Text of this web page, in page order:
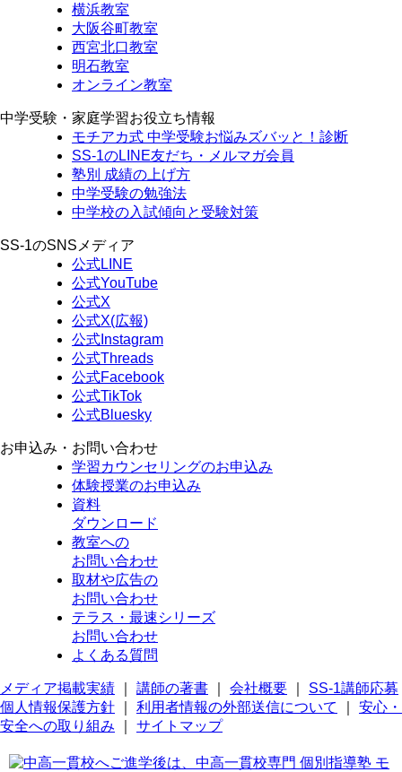
横浜教室
大阪谷町教室
西宮北口教室
明石教室
オンライン教室
中学受験・家庭学習お役立ち情報
モチアカ式 中学受験お悩みズバッと！診断
SS-1のLINE友だち・メルマガ会員
塾別 成績の上げ方
中学受験の勉強法
中学校の入試傾向と受験対策
SS-1のSNSメディア
公式LINE
公式YouTube
公式X
公式X(広報)
公式Instagram
公式Threads
公式Facebook
公式TikTok
公式Bluesky
お申込み・お問い合わせ
学習カウンセリングのお申込み
体験授業のお申込み
資料
ダウンロード
教室への
お問い合わせ
取材や広告の
お問い合わせ
テラス・最速シリーズ
お問い合わせ
よくある質問
メディア掲載実績 講師の著書 会社概要
SS-1講師応募
個人情報保護方針
利用者情報の外部送信について
安心・
安全への取り組み
サイトマップ